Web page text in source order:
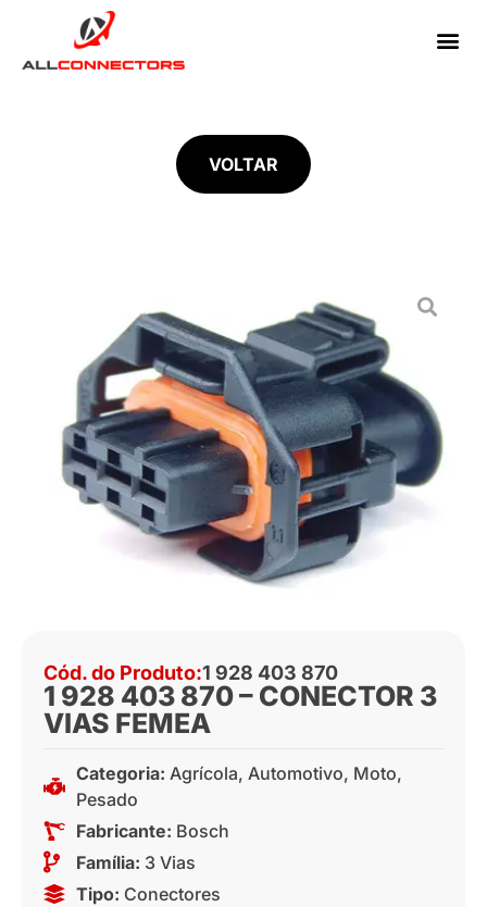
VOLTAR
Cód. do Produto:1 928 403 870
1 928 403 870 – CONECTOR 3
VIAS FEMEA
Categoria: Agrícola, Automotivo, Moto,
Pesado
Fabricante: Bosch
Família: 3 Vias
Tipo: Conectores